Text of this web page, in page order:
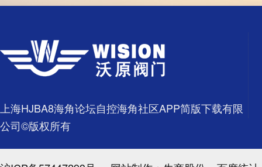
上海HJBA8海角论坛自控海角社区APP简版下载有限
公司©版权所有